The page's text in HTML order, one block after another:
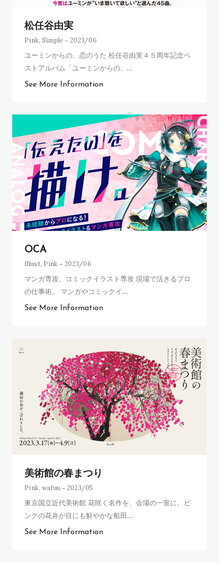
松任谷由実
Pink, Simple 2023/06
ユーミンからの、恋のうた 松任谷由実４５周年記念ベ
ストアルバム「ユーミンからの、 …
See More Information
OCA
Illust, Pink 2023/06
マンガ専攻、コミックイラスト専攻 現場で活きるプロ
の仕事術。 マンガやコミックイ…
See More Information
美術館の春まつり
Pink, wafuu 2023/05
東京国立近代美術館 花咲く名作を、会場の一室に。ピ
ンクの花弁が目にも鮮やかな船田…
See More Information